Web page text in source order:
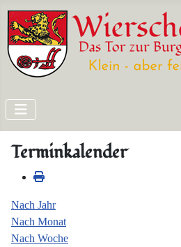
Terminkalender
Nach Jahr
Nach Monat
Nach Woche